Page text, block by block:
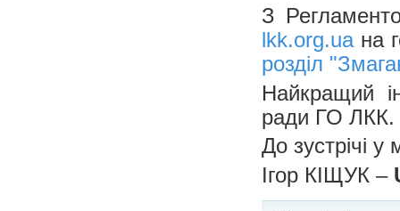
З
lkk.org.uaна
розділ
Найкращий
ради ГО ЛКК.
До зустрічі
Ігор КІЩУК –